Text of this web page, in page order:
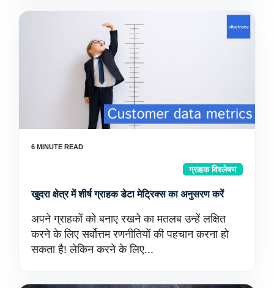
ग्राहक विश्लेषण
खुदरा क्षेत्र में शीर्ष ग्राहक डेटा मेट्रिक्स का अनुसरण करें
अपने ग्राहकों को बनाए रखने का मतलब उन्हें लक्षित
करने के लिए सर्वोत्तम रणनीतियों की पहचान करना हो
सकता है! लेकिन करने के लिए...